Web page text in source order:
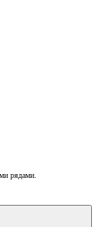
рядами.